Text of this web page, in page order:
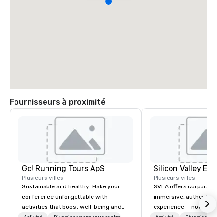
Fournisseurs à proximité
Go! Running Tours ApS
Plusieurs villes
Sustainable and healthy: Make your
conference unforgettable with
activities that boost well-being and
Plusieurs villes
SVEA offers
immersive, authentic
experience — not a